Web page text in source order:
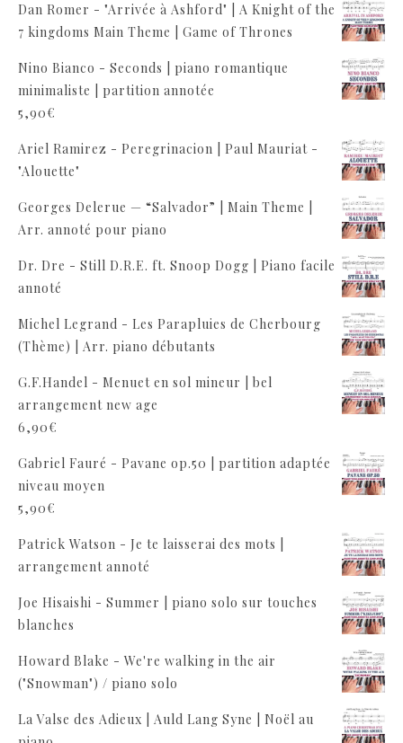
Dan Romer - "Arrivée à Ashford" | A Knight of the
7 kingdoms Main Theme | Game of Thrones
Nino Bianco - Seconds | piano romantique
minimaliste | partition annotée
5,90€
Ariel Ramirez - Peregrinacion | Paul Mauriat -
"Alouette"
Georges Delerue — “Salvador” | Main Theme |
Arr. annoté pour piano
Dr. Dre - Still D.R.E. ft. Snoop Dogg | Piano facile
annoté
Michel Legrand - Les Parapluies de Cherbourg
(Thème) | Arr. piano débutants
G.F.Handel - Menuet en sol mineur | bel
arrangement new age
6,90€
Gabriel Fauré - Pavane op.50 | partition adaptée
niveau moyen
5,90€
Patrick Watson - Je te laisserai des mots |
arrangement annoté
Joe Hisaishi - Summer | piano solo sur touches
blanches
Howard Blake - We're walking in the air
("Snowman") / piano solo
La Valse des Adieux | Auld Lang Syne | Noël au